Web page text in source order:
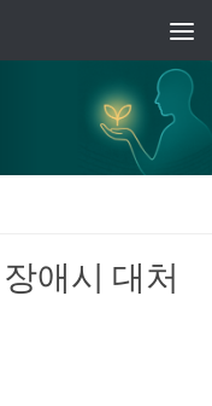
애시 대처